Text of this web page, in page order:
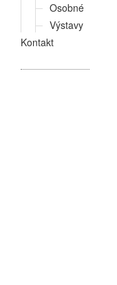
Osobné
Výstavy
Kontakt